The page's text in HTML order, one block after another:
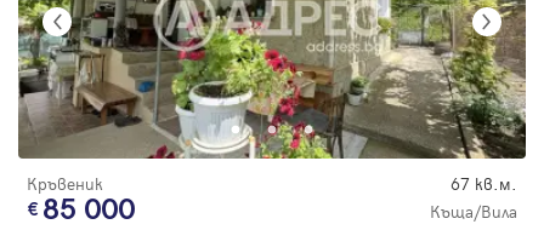
Кръвеник 67 кв.м.
85 000 Къща/Вила